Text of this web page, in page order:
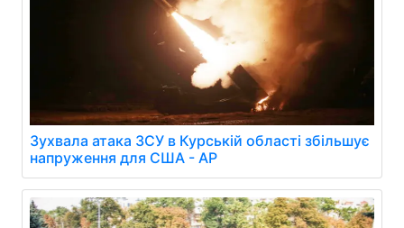
Зухвала атака ЗСУ в Курській області збільшує
напруження для США - AP